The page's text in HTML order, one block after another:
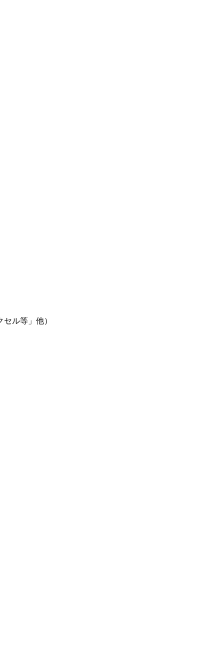
ル等」他）